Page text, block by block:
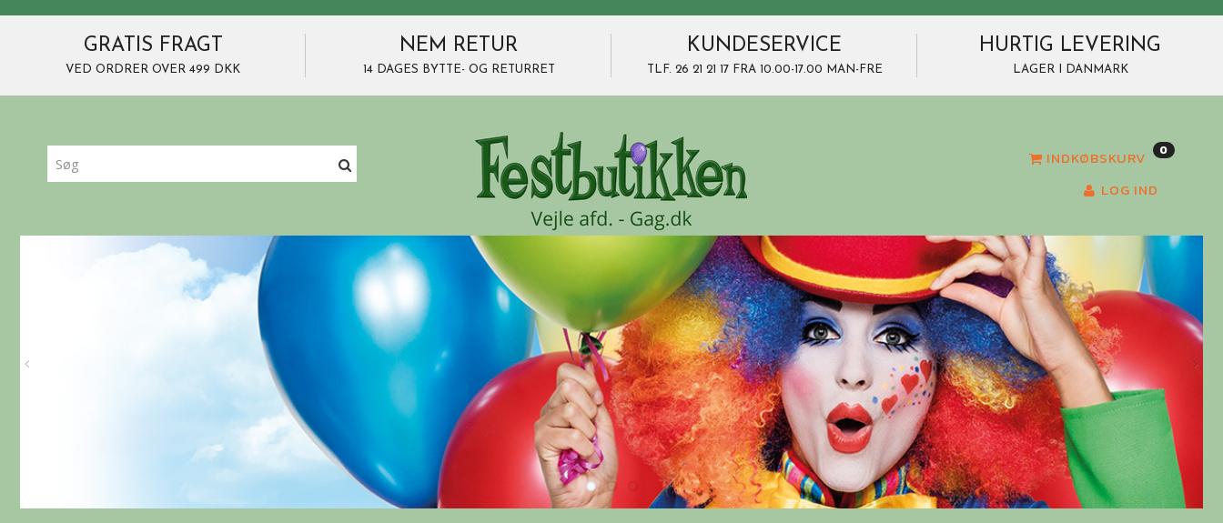
GRATIS FRAGT
VED ORDRER OVER 499 DKK
NEM RETUR
14 DAGES BYTTE- OG RETURRET
KUNDESERVICE
TLF. 26 21 21 17 FRA 10.00-17.00 MAN-FRE
HURTIG LEVERING
LAGER I DANMARK
INDKØBSKURV 0
LOG IND